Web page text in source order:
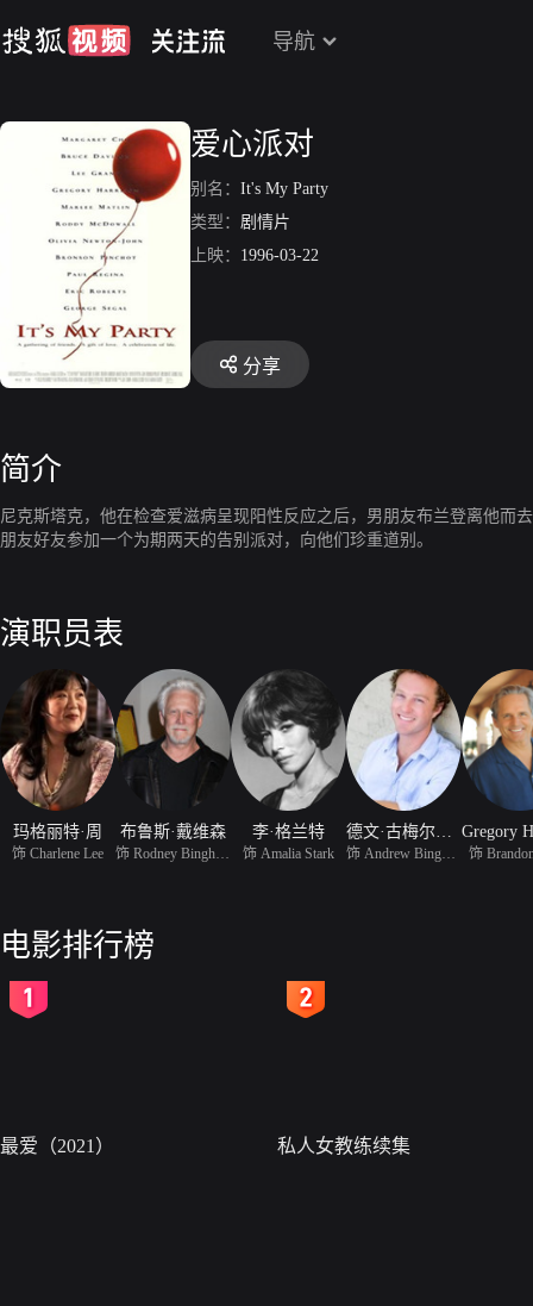
导航
爱心派对
别名： It's My Party
类型： 剧情片
上映： 1996-03-22
分享
简介
尼克斯塔克，他在检查爱滋病呈现阳性反应之后，男朋友布兰登离他而
朋友好友参加一个为期两天的告别派对，向他们珍重道别。
演职员表
玛格丽特·周
饰 Charlene Lee
布鲁斯·戴维森 李·格兰特
饰 Amalia Stark 饰
电影排行榜
最爱（2021） 私人女教练续集